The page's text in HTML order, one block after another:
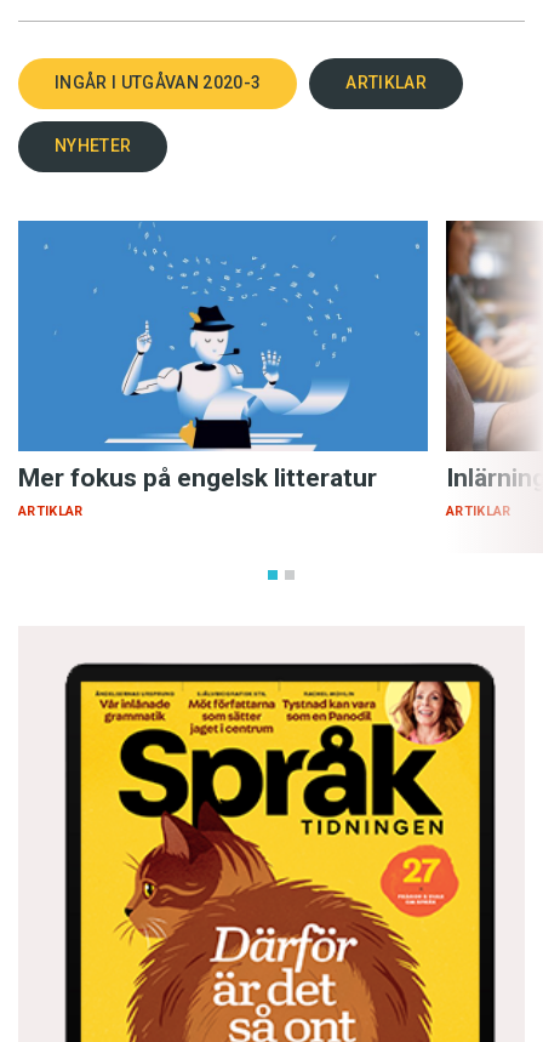
INGÅR I UTGÅVAN 2020-3 ARTIKLAR
NYHETER
Mer fokus på engelsk litteratur
ARTIKLAR ARTIKLAR